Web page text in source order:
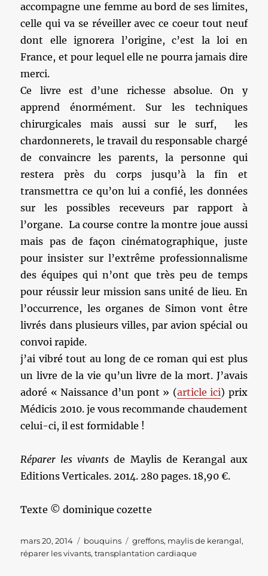
accompagne une femme au bord de ses limites,
celle qui va se réveiller avec ce coeur tout neuf
dont elle ignorera l’origine, c’est la loi en
France, et pour lequel elle ne pourra jamais dire
merci.
Ce livre est d’une richesse absolue. On y
apprend énormément. Sur les techniques
chirurgicales mais aussi sur le surf, les
chardonnerets, le travail du responsable chargé
de convaincre les parents, la personne qui
restera près du corps jusqu’à la fin et
transmettra ce qu’on lui a confié, les données
sur les possibles receveurs par rapport à
l’organe. La course contre la montre joue aussi
mais pas de façon cinématographique, juste
pour insister sur l’extrême professionnalisme
des équipes qui n’ont que très peu de temps
pour réussir leur mission sans unité de lieu. En
l’occurrence, les organes de Simon vont être
livrés dans plusieurs villes, par avion spécial ou
convoi rapide.
j’ai vibré tout au long de ce roman qui est plus
un livre de la vie qu’un livre de la mort. J’avais
adoré « Naissance d’un pont » (article ici) prix
Médicis 2010. je vous recommande chaudement
celui-ci, il est formidable !
Réparer les vivants de Maylis de Kerangal aux
Editions Verticales. 2014. 280 pages. 18,90 €.
Texte © dominique cozette
Publié
le
mars 20, 2014 Catégories
bouquins Étiquettes
greffons, maylis de kerangal,
réparer les vivants,transplantation cardiaque